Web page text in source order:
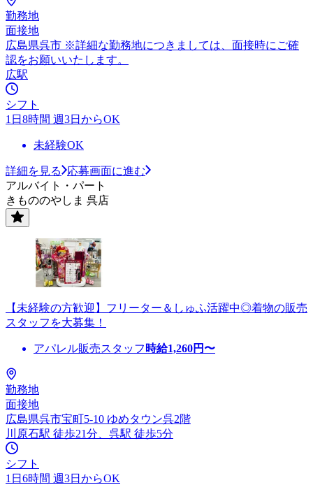
勤務地
面接地
広島県呉市 ※詳細な勤務地につきましては、面接時にご確
認をお願いいたします。
広駅
シフト
1日8時間 週3日からOK
未経験OK
詳細を見る
応募画面に進む
アルバイト・パート
きもののやしま 呉店
【未経験の方歓迎】フリーター＆しゅふ活躍中◎着物の販売
スタッフを大募集！
アパレル販売スタッフ 時給1,260円〜
勤務地
面接地
広島県呉市宝町5-10 ゆめタウン呉2階
川原石駅 徒歩21分、呉駅 徒歩5分
シフト
1日6時間 週3日からOK